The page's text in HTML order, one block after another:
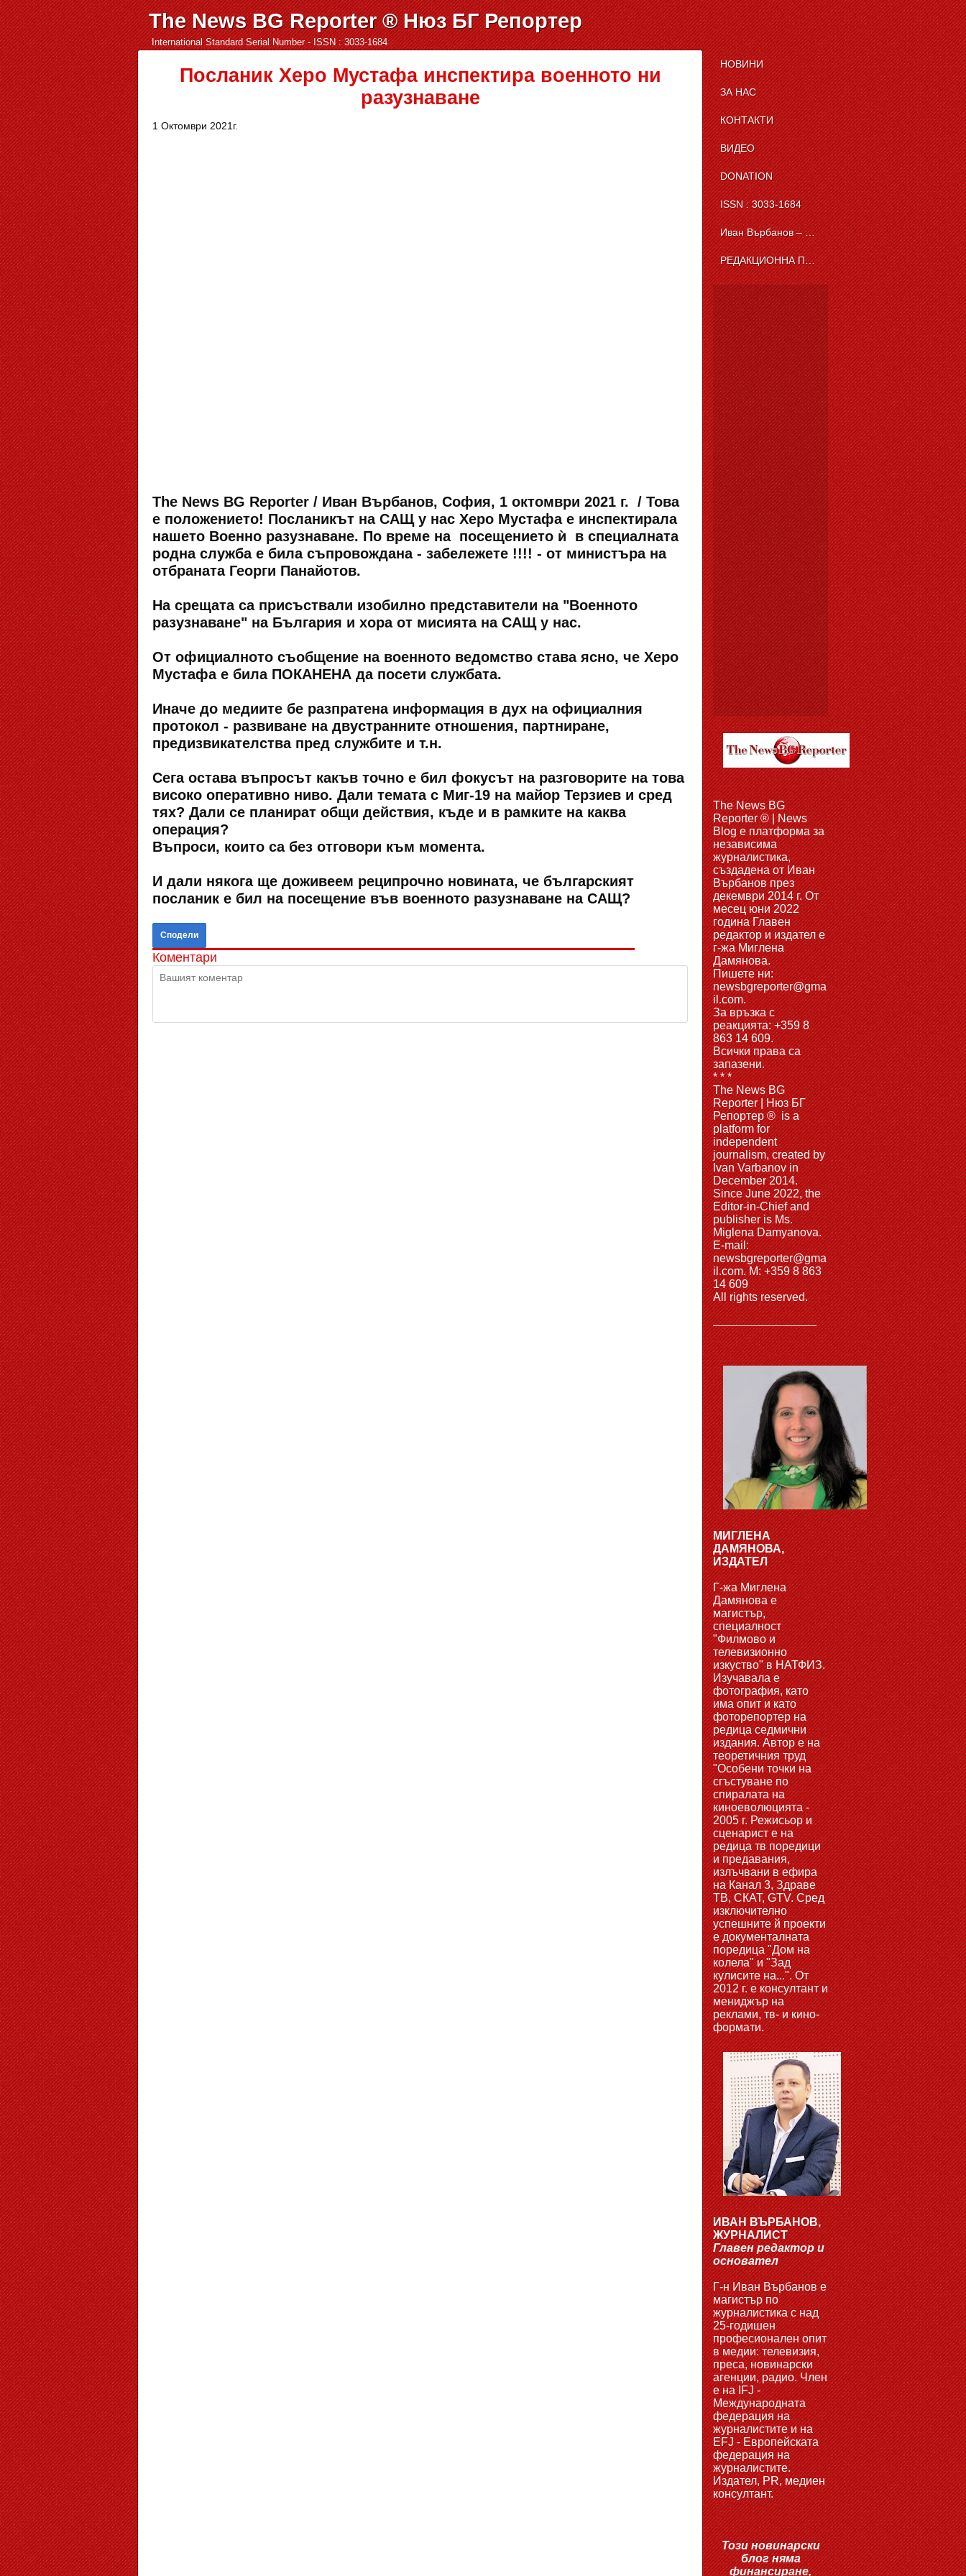
International Standard Serial Number - ISSN : 3033-1684
The News BG Reporter ® Нюз БГ Репортер
Посланик Херо Мустафа инспектира военното ни
разузнаване
1 Октомври 2021г.
The News BG Reporter / Иван Върбанов, София, 1 октомври 2021 г. / Това
е положението! Посланикът на САЩ у нас Херо Мустафа е инспектирала
нашето Военно разузнаване. По време на посещението ѝ в специалната
родна служба е била съпровождана - забележете !!!! - от министъра на
отбраната Георги Панайотов.
На срещата са присъствали изобилно представители на "Военното
разузнаване" на България и хора от мисията на САЩ у нас.
От официалното съобщение на военното ведомство става ясно, че Херо
Мустафа е била ПОКАНЕНА да посети службата.
Иначе до медиите бе разпратена информация в дух на официалния
протокол - развиване на двустранните отношения, партниране,
предизвикателства пред службите и т.н.
Сега остава въпросът какъв точно е бил фокусът на разговорите на това
високо оперативно ниво. Дали темата с Миг-19 на майор Терзиев и сред
тях? Дали се планират общи действия, къде и в рамките на каква
операция?
Въпроси, които са без отговори към момента.
И дали някога ще доживеем реципрочно новината, че българският
посланик е бил на посещение във военното разузнаване на САЩ?
Сподели
Коментари
НОВИНИ
ЗА НАС
КОНТАКТИ
ВИДЕО
DONATION
ISSN : 3033-1684
Иван Върбанов – журналист | The News BG Reporter
РЕДАКЦИОННА ПОЛИТИКА НА THE NEWS BG REPORTER
The News BG
Reporter ® | News
Blog e платформа за
независима
журналистика,
създадена от Иван
Върбанов през
декември 2014 г. От
месец юни 2022
година Главен
редактор и издател е
г-жа Миглена
Дамянова.
Пишете ни:
newsbgreporter@gma
il.com.
За връзка с
реакцията: +359 8
863 14 609.
Всички права са
запазени.
* * *
The News BG
Reporter | Нюз БГ
Репортер ® is a
platform for
independent
journalism, created by
Ivan Varbanov in
December 2014.
Since June 2022, the
Editor-in-Chief and
publisher is Ms.
Miglena Damyanova.
Е-mail:
newsbgreporter@gma
il.com. M: +359 8 863
14 609
All rights reserved.
МИГЛЕНА
ДАМЯНОВА,
ИЗДАТЕЛ
Г-жа Миглена
Дамянова е
магистър,
специалност
"Филмово и
телевизионно
изкуство" в НАТФИЗ.
Изучавала е
фотография, като
има опит и като
фоторепортер на
редица седмични
издания. Автор е на
теоретичния труд
"Особени точки на
сгъстуване по
спиралата на
киноеволюцията -
2005 г. Режисьор и
сценарист е на
редица тв поредици
и предавания,
излъчвани в ефира
на Канал 3, Здраве
ТВ, СКАТ, GTV. Сред
изключително
успешните й проекти
е документалната
поредица "Дом на
колела" и "Зад
кулисите на...". От
2012 г. е консултант и
мениджър на
реклами, тв- и кино-
формати.
ИВАН ВЪРБАНОВ,
ЖУРНАЛИСТ
Главен редактор и
основател
Г-н Иван Върбанов е
магистър по
журналистика с над
25-годишен
професионален опит
в медии: телевизия,
преса, новинарски
агенции, радио. Член
е на IFJ -
Международната
федерация на
журналистите и на
EFJ - Европейската
федерация на
журналистите.
Издател, PR, медиен
консултант.
Този новинарски
блог няма
финансиране,